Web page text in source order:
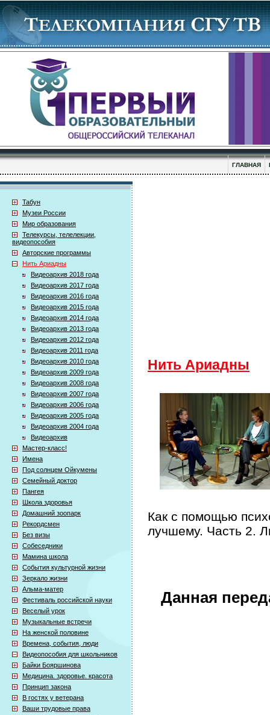
ГЛАВНАЯ
Табун
Музеи России
Мир образования
Телекурсы, телелекции,
видеопособия
Авторские программы
Нить Ариадны
Видеоархив 2018 года
Видеоархив 2017 года
Видеоархив 2016 года
Видеоархив 2015 года
Видеоархив 2014 года
Видеоархив 2013 года
Видеоархив 2012 года
Видеоархив 2011 года
Видеоархив 2010 года
Видеоархив 2009 года
Видеоархив 2008 года
Видеоархив 2007 года
Видеоархив 2006 года
Видеоархив 2005 года
Видеоархив 2004 года
Видеоархив
Мастер-класс!
Имена
Под солнцем Ойкумены
Семейный доктор
Пангея
Школа здоровья
Домашний зоопарк
Рекордсмен
Без визы
Собеседники
Мамина школа
События культурной жизни
Зеркало жизни
Альма-матер
Фестиваль российской науки
Веселый урок
Музыкальные встречи
На женской половине
Времена, события, люди
Видеопособия для школьников
Байки Бояршинова
Медицина. здоровье. красота
Принцип закона
В гостях у ветерана
Ваши трудовые права
Нить Ариадны
Как с помощью
лучшему. Часть 2.
Данная